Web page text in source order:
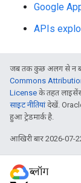
Google
APIs
जब तक कुछ अलग से न
Commons
License के तहत लाइसेंस
साइट नीतियांदेखें.
हुआ ट्रेडमार्क है.
आखिरी बार 2026-07-
ब्लॉग